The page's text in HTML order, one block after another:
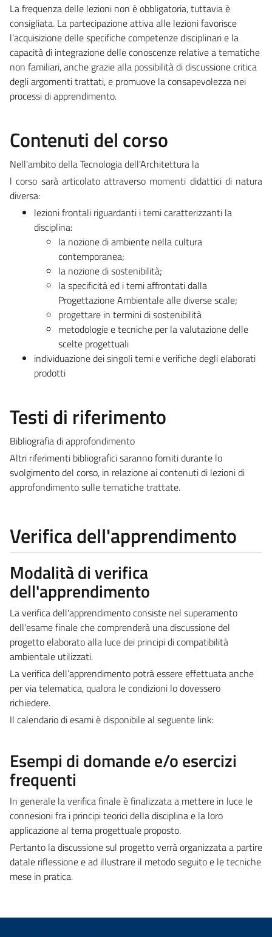
La frequenza delle lezioni non è obbligatoria, tuttavia è
consigliata. La partecipazione attiva alle lezioni favorisce
l’acquisizione delle specifiche competenze disciplinari e la
capacità di integrazione delle conoscenze relative a tematiche
non familiari, anche grazie alla possibilità di discussione critica
degli argomenti trattati, e promuove la consapevolezza nei
processi di apprendimento.
Contenuti del corso
Nell'ambito della Tecnologia dell'Architettura la
l corso sarà articolato attraverso momenti didattici di natura
diversa:
lezioni frontali riguardanti i temi caratterizzanti la
disciplina:
la nozione di ambiente nella cultura
contemporanea;
la nozione di sostenibilità;
la specificità ed i temi affrontati dalla
Progettazione Ambientale alle diverse scale;
progettare in termini di sostenibilità
metodologie e tecniche per la valutazione delle
scelte progettuali
individuazione dei singoli temi e verifiche degli elaborati
prodotti
Testi di riferimento
Bibliografia di approfondimento
Altri riferimenti bibliografici saranno forniti durante lo
svolgimento del corso, in relazione ai contenuti di lezioni di
approfondimento sulle tematiche trattate.
Verifica dell'apprendimento
Modalità di verifica
dell'apprendimento
La verifica dell'apprendimento consiste nel superamento
dell'esame finale che comprenderà una discussione del
progetto elaborato alla luce dei principi di compatibilità
ambientale utilizzati.
La verifica dell’apprendimento potrà essere effettuata anche
per via telematica, qualora le condizioni lo dovessero
richiedere.
Il calendario di esami è disponibile al seguente link:
Esempi di domande e/o esercizi
frequenti
In generale la verifica finale è finalizzata a mettere in luce le
connesioni fra i principi teorici della disciplina e la loro
applicazione al tema progettuale proposto.
Pertanto la discussione sul progetto verrà organizzata a partire
datale riflessione e ad illustrare il metodo seguito e le tecniche
mese in pratica.